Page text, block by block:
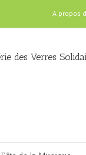
A propos
des Verres